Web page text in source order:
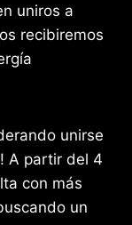
uniros a
recibiremos
unirse
A partir del 4
con más
un